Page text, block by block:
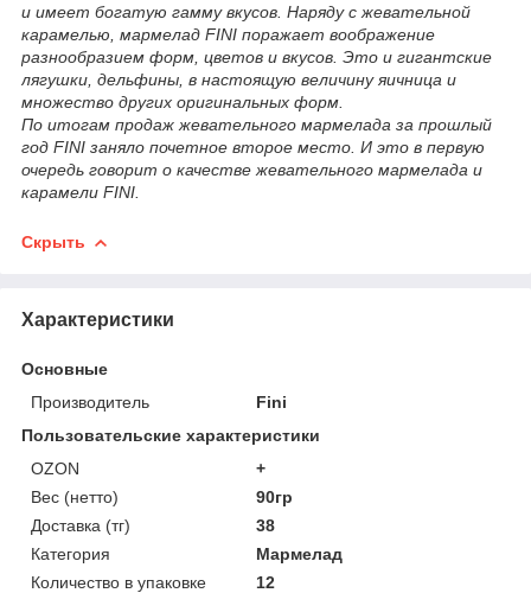
и имеет богатую гамму вкусов. Наряду с жевательной
карамелью, мармелад FINI поражает воображение
разнообразием форм, цветов и вкусов. Это и гигантские
лягушки, дельфины, в настоящую величину яичница и
множество других оригинальных форм.
По итогам продаж жевательного мармелада за прошлый
год FINI заняло почетное второе место. И это в первую
очередь говорит о качестве жевательного мармелада и
карамели FINI.
Скрыть
Характеристики
Основные
Производитель
Fini
Пользовательские характеристики
OZON
+
Вес (нетто)
90гр
Доставка (тг)
38
Категория
Мармелад
Количество в упаковке
12